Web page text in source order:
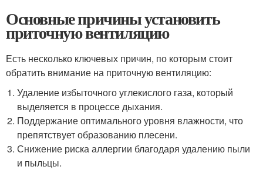
Основные причины установить
приточную вентиляцию
Есть несколько ключевых причин, по которым стоит
обратить внимание на приточную вентиляцию:
Удаление избыточного углекислого газа, который
выделяется в процессе дыхания.
Поддержание оптимального уровня влажности, что
препятствует образованию плесени.
Снижение риска аллергии благодаря удалению пыли
и пыльцы.